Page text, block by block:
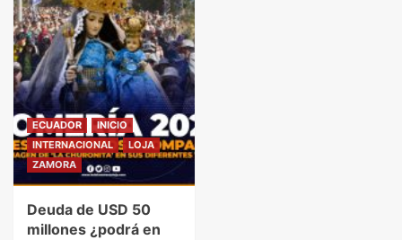
ECUADOR
INICIO
INTERNACIONAL
LOJA
ZAMORA
Deuda de USD 50
millones ¿podrá en